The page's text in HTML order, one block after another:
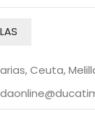
Ceuta,